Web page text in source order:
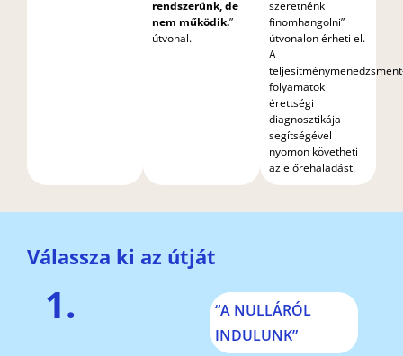
rendszerünk, de
nem működik.”
útvonal.
szeretnénk
finomhangolni”
útvonalon érheti el.
A
folyamatok
érettségi
diagnosztikája
segítségével
nyomon követheti
az előrehaladást.
Válassza ki az útját
1.
“A NULLÁRÓL
INDULUNK”